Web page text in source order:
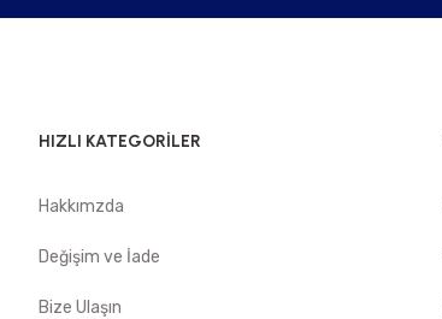
HIZLI KATEGORİLER
Hakkımzda
Değişim ve İade
Bize Ulaşın